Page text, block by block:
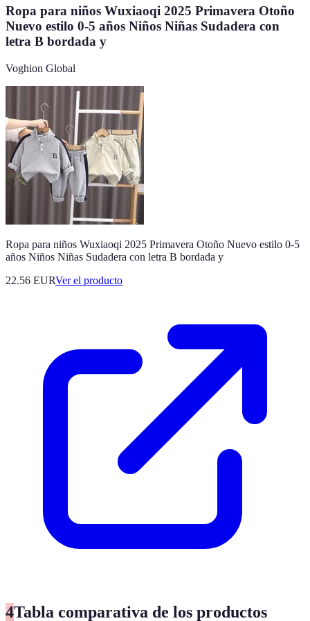
Ropa para niños Wuxiaoqi 2025 Primavera Otoño
Nuevo estilo 0-5 años Niños Niñas Sudadera con
letra B bordada y
Voghion Global
Ropa para niños Wuxiaoqi 2025 Primavera Otoño Nuevo estilo 0-5
años Niños Niñas Sudadera con letra B bordada y
22.56 EURVer el producto
4Tabla comparativa de los productos